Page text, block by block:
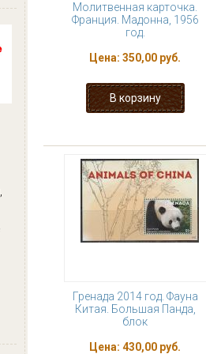
Молитвенная карточка.
Франция. Мадонна, 1956
год.
Цена: 350,00 руб.
Гренада 2014 год. Фауна
Китая. Большая Панда,
блок
Цена: 430,00 руб.